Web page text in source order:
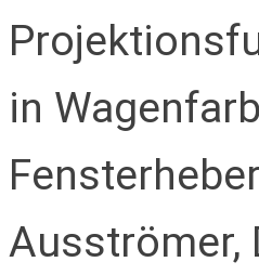
in
Ausströmer,